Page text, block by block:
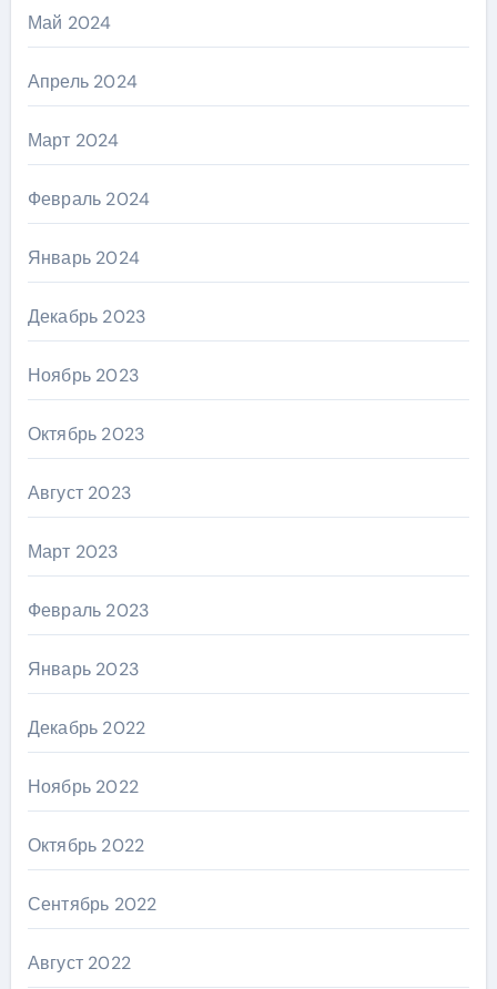
Май 2024
Апрель 2024
Март 2024
Февраль 2024
Январь 2024
Декабрь 2023
Ноябрь 2023
Октябрь 2023
Август 2023
Март 2023
Февраль 2023
Январь 2023
Декабрь 2022
Ноябрь 2022
Октябрь 2022
Сентябрь 2022
Август 2022